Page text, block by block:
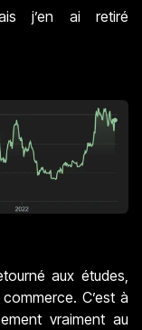
j’en ai retiré
aux études,
C’est à
vraiment au